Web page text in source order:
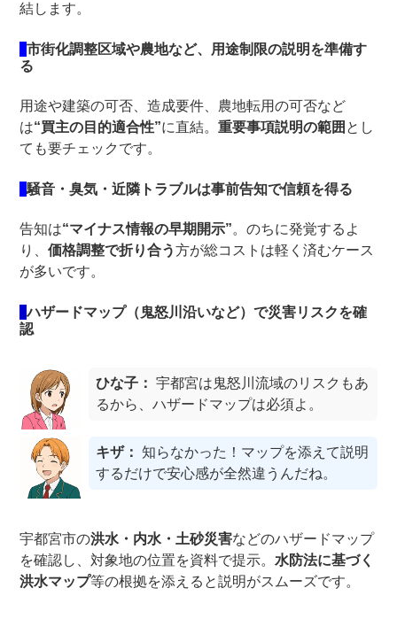
結します。
市街化調整区域や農地など、用途制限の説明を準備す
る
用途や建築の可否、造成要件、農地転用の可否など
は“買主の目的適合性”に直結。重要事項説明の範囲 とし
ても要チェックです。
騒音・臭気・近隣トラブルは事前告知で信頼を得る
告知は“マイナス情報の早期開示”。のちに発覚するよ
り、価格調整で折り合う方が総コストは軽く済むケース
が多いです。
ハザードマップ（鬼怒川沿いなど）で災害リスクを確
認
ひな子： 宇都宮は鬼怒川流域のリスクもあ
るから、ハザードマップは必須よ。
キザ： 知らなかった！マップを添えて説明
するだけで安心感が全然違うんだね。
宇都宮市の洪水・内水・土砂災害などのハザードマップ
を確認し、対象地の位置を資料で提示。 水防法に基づく
洪水マップ等の根拠を添えると説明がスムーズです。